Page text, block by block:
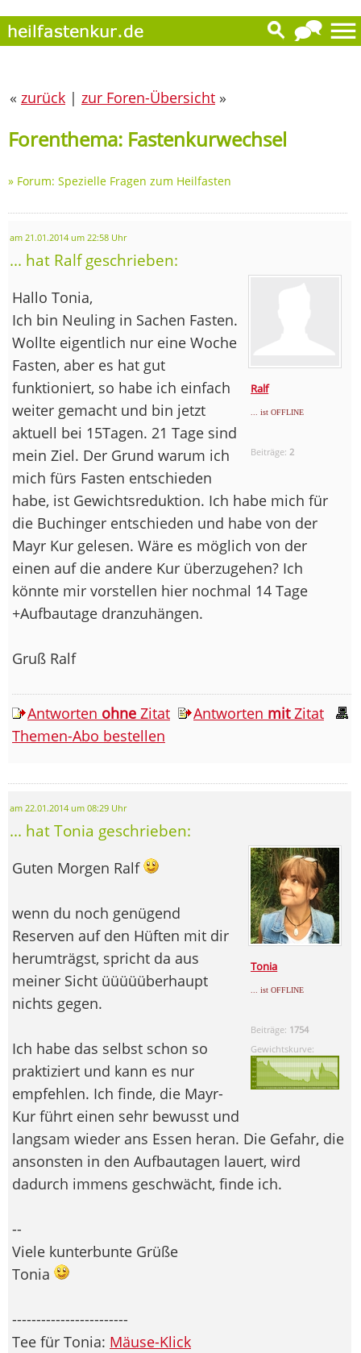
« zurück | zur Foren-Übersicht »
Forenthema: Fastenkurwechsel
» Forum: Spezielle Fragen zum Heilfasten
am 21.01.2014 um 22:58 Uhr
... hat Ralf geschrieben:
Ralf
... ist OFFLINE
Beiträge: 2
Hallo Tonia,
Ich bin Neuling in Sachen Fasten.
Wollte eigentlich nur eine Woche
Fasten, aber es hat gut
funktioniert, so habe ich einfach
weiter gemacht und bin jetzt
aktuell bei 15Tagen. 21 Tage sind
mein Ziel. Der Grund warum ich
mich fürs Fasten entschieden
habe, ist Gewichtsreduktion. Ich habe mich für
die Buchinger entschieden und habe von der
Mayr Kur gelesen. Wäre es möglich von der
einen auf die andere Kur überzugehen? Ich
könnte mir vorstellen hier nochmal 14 Tage
+Aufbautage dranzuhängen.
Gruß Ralf
Antworten ohne Zitat Antworten mitZitat
Themen-Abo bestellen
am 22.01.2014 um 08:29 Uhr
... hat Tonia geschrieben:
Tonia
... ist OFFLINE
Beiträge: 1754
Gewichtskurve:
Guten Morgen Ralf
wenn du noch genügend
Reserven auf den Hüften mit dir
herumträgst, spricht da aus
meiner Sicht üüüüüberhaupt
nichts gegen.
Ich habe das selbst schon so
praktiziert und kann es nur
empfehlen. Ich finde, die Mayr-
Kur führt einen sehr bewusst und
langsam wieder ans Essen heran. Die Gefahr, die
ansonsten in den Aufbautagen lauert, wird
dadurch immens geschwächt, finde ich.
--
Viele kunterbunte Grüße
Tonia
------------------------
Tee für Tonia: Mäuse-Klick